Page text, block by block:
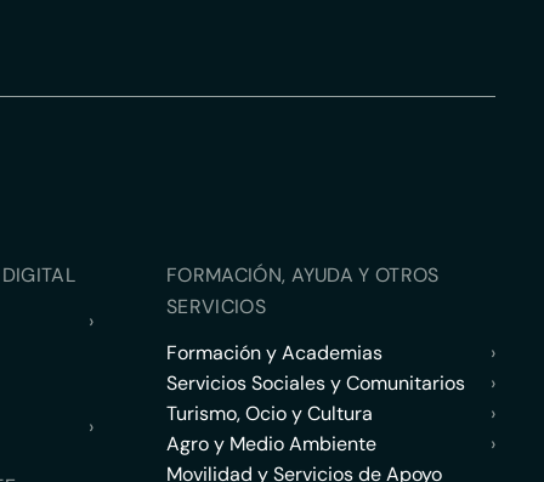
›
›
FORMACIÓN, AYUDA Y OTROS
SERVICIOS
Formación y Academias
›
Servicios Sociales y Comunitarios
›
Turismo, Ocio y Cultura
›
Agro y Medio Ambiente
›
Movilidad y Servicios de Apoyo